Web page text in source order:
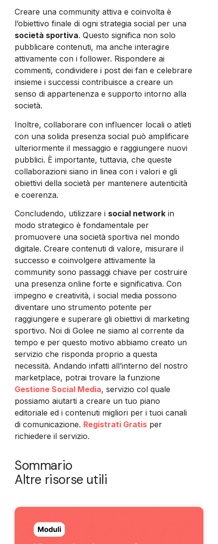
Creare una community attiva e coinvolta è
l’obiettivo finale di ogni strategia social per una
società sportiva. Questo significa non solo
pubblicare contenuti, ma anche interagire
attivamente con i follower. Rispondere ai
commenti, condividere i post dei fan e celebrare
insieme i successi contribuisce a creare un
senso di appartenenza e supporto intorno alla
società.
Inoltre, collaborare con influencer locali o atleti
con una solida presenza social può amplificare
ulteriormente il messaggio e raggiungere nuovi
pubblici. È importante, tuttavia, che queste
collaborazioni siano in linea con i valori e gli
obiettivi della società per mantenere autenticità
e coerenza.
Concludendo, utilizzare i social network in
modo strategico è fondamentale per
promuovere una società sportiva nel mondo
digitale. Creare contenuti di valore, misurare il
successo e coinvolgere attivamente la
community sono passaggi chiave per costruire
una presenza online forte e significativa. Con
impegno e creatività, i social media possono
diventare uno strumento potente per
raggiungere e superare gli obiettivi di marketing
sportivo. Noi di Golee ne siamo al corrente da
tempo e per questo motivo abbiamo creato un
servizio che risponda proprio a questa
necessità. Andando infatti all’interno del nostro
marketplace, potrai trovare la funzione
Gestione Social Media, servizio col quale
possiamo aiutarti a creare un tuo piano
editoriale ed i contenuti migliori per i tuoi canali
di comunicazione. Registrati Gratis per
richiedere il servizio.
Sommario
Altre risorse utili